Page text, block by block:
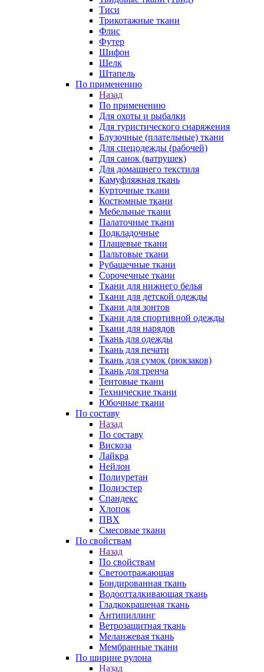
Тиси
Трикотажные ткани
Флис
Футер
Шифон
Шелк
Штапель
По применению
Назад
По применению
Для охоты и рыбалки
Для туристического снаряжения
Блузочные (плательные) ткани
Для спецодежды (рабочей)
Для санок (ватрушек)
Для домашнего текстиля
Камуфляжная ткань
Курточные ткани
Костюмные ткани
Мебельные ткани
Палаточные ткани
Подкладочные
Плащевые ткани
Пальтовые ткани
Рубашечные ткани
Сорочечные ткани
Ткани для нижнего белья
Ткани для детской одежды
Ткани для зонтов
Ткани для спортивной одежды
Ткани для нарядов
Ткань для одежды
Ткань для печати
Ткань для сумок (рюкзаков)
Ткань для тренча
Тентовые ткани
Технические ткани
Юбочные ткани
По составу
Назад
По составу
Вискоза
Лайкра
Нейлон
Полиуретан
Полиэстер
Спандекс
Хлопок
ПВХ
Смесовые ткани
По свойствам
Назад
По свойствам
Светоотражающая
Бондированная ткань
Водоотталкивающая ткань
Гладкокрашеная ткань
Антипиллинг
Ветрозащитная ткань
Меланжевая ткань
Мембранные ткани
По ширине рулона
Назад